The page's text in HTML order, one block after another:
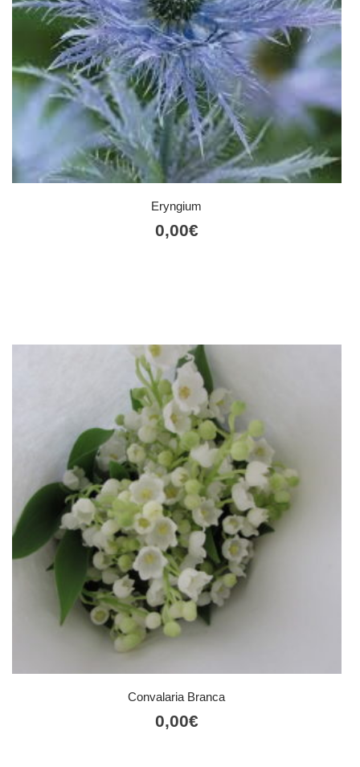
Eryngium
0,00€
Convalaria Branca
0,00€